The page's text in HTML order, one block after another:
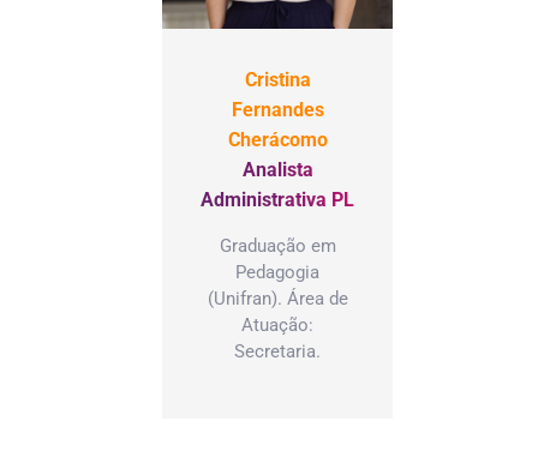
Cristina
Fernandes
Cherácomo
Analista
Administrativa PL
Graduação em
Pedagogia
(Unifran). Área de
Atuação:
Secretaria.